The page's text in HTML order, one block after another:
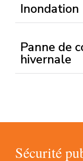
Inondation
Panne de
hivernale
Sécurité